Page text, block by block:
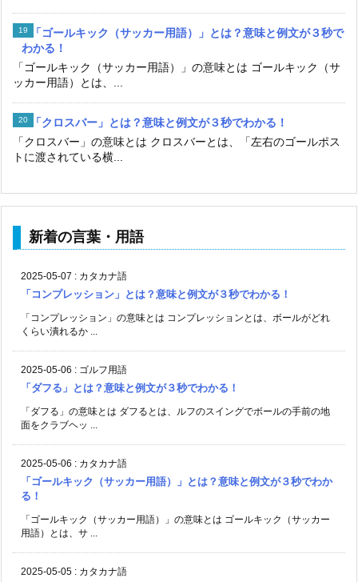
「ゴールキック（サッカー用語）」とは？意味と例文が３秒で
わかる！
「ゴールキック（サッカー用語）」の意味とは ゴールキック（サ
ッカー用語）とは、...
「クロスバー」とは？意味と例文が３秒でわかる！
「クロスバー」の意味とは クロスバーとは、「左右のゴールポス
トに渡されている横...
新着の言葉・用語
2025-05-07 : カタカナ語
「コンプレッション」とは？意味と例文が３秒でわかる！
「コンプレッション」の意味とは コンプレッションとは、ボールがどれ
くらい潰れるか ...
2025-05-06 : ゴルフ用語
「ダフる」とは？意味と例文が３秒でわかる！
「ダフる」の意味とは ダフるとは、ルフのスイングでボールの手前の地
面をクラブヘッ ...
2025-05-06 : カタカナ語
「ゴールキック（サッカー用語）」とは？意味と例文が３秒でわか
る！
「ゴールキック（サッカー用語）」の意味とは ゴールキック（サッカー
用語）とは、サ ...
2025-05-05 : カタカナ語